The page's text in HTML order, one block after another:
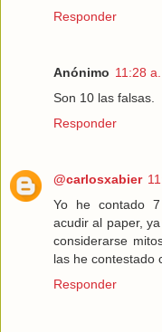
Responder
Anónimo 11:28
Son 10 las falsas.
Responder
@carlosxabier
Yo he contado
acudir al paper,
considerarse
las he contestado
Responder